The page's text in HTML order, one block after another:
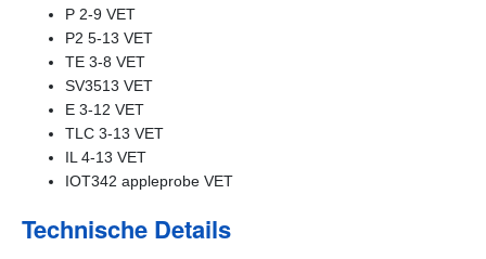
P 2-9 VET
P2 5-13 VET
TE 3-8 VET
SV3513 VET
E 3-12 VET
TLC 3-13 VET
IL 4-13 VET
IOT342 appleprobe VET
Technische Details